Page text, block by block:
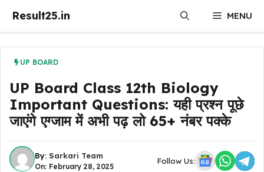
Result25.in MENU
UP BOARD
UP Board Class 12th Biology
Important Questions: यही प्रश्न पूछे
जाएंगे एग्जाम में अभी पढ़ लो 65+ नंबर पक्के
By: Sarkari Team
On: February 28, 2025
Follow Us: